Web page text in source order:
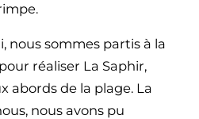
sommes partis à la
réaliser La Saphir,
abords de la plage. La
nous avons pu